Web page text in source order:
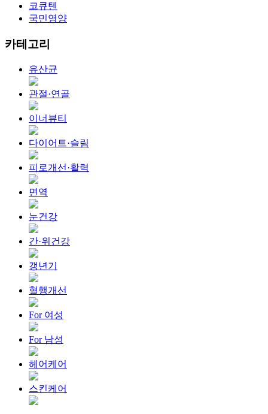
코큐텐
국민영양
카테고리
유산균
관절·연골
이너뷰티
다이어트·슬림
피로개선·활력
면역
눈건강
간·위건강
갱년기
혈행개선
For 여성
For 남성
헤어케어
스킨케어